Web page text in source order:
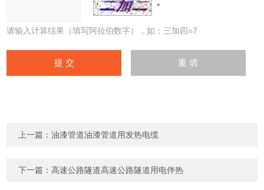
请输入计算结果（填写阿拉伯数字），如：三加四=7
上一篇：油漆管道油漆管道用发热电缆
下一篇：高速公路隧道高速公路隧道用电伴热